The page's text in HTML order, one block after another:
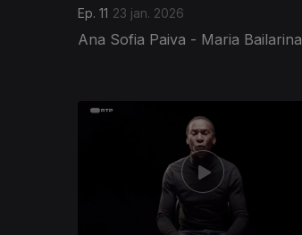
Ep. 11 23 jan. 2026
Ana Sofia Paiva - Maria Bailarina